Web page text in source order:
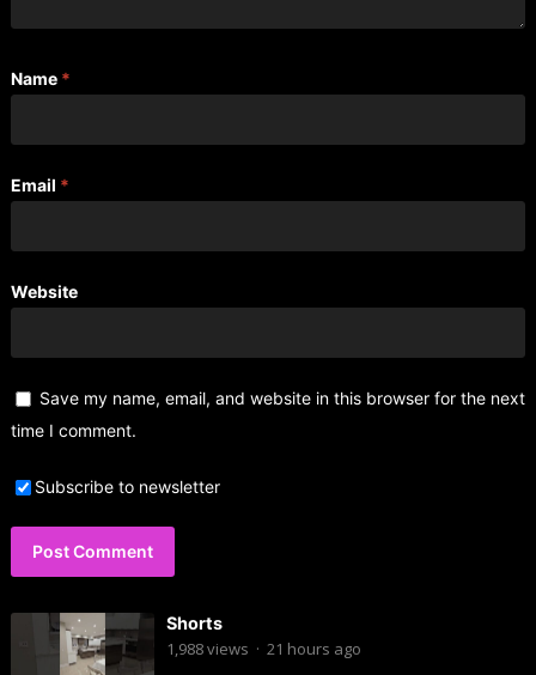
Name *
Email *
Website
Save my name, email, and website in this browser for the next
time I comment.
Subscribe to newsletter
Shorts
1,988views · 21 hours ago